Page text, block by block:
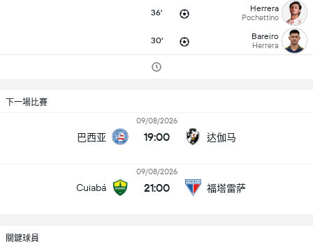
36' Herrera
Pochettino
30' Bareiro
Herrera
下一場比賽
巴西亚
09/08/2026
19:00 达伽马
Cuiabá
09/08/2026
21:00 福塔雷萨
關鍵球員